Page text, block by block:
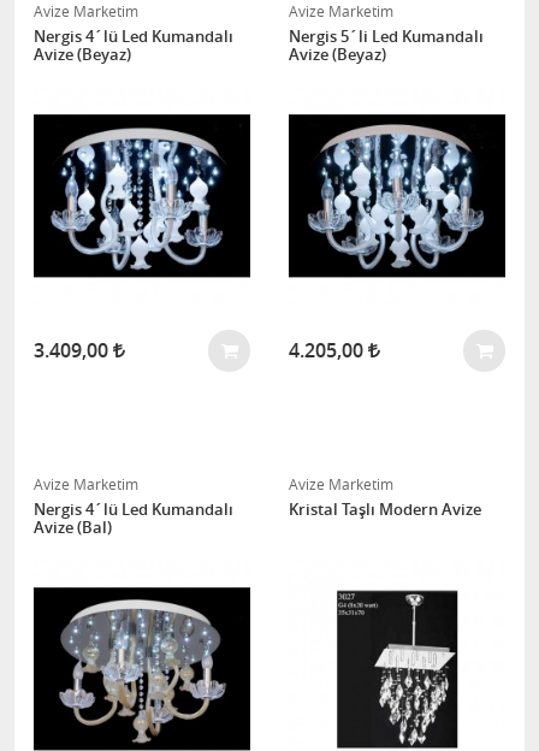
Avize Marketim
Nergis 4´lü Led Kumandalı
Avize (Beyaz)
3.409,00
Avize Marketim
Nergis 5´li Led Kumandalı
Avize (Beyaz)
4.205,00
Avize Marketim
Nergis 4´lü Led Kumandalı
Avize (Bal)
Avize Marketim
Kristal Taşlı Modern Avize